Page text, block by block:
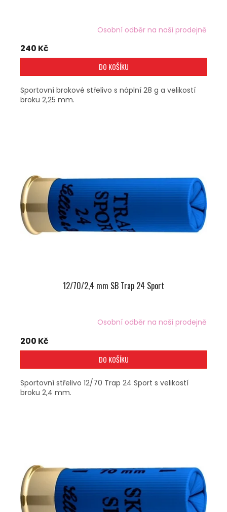
Osobní odběr na naší prodejně
240 Kč
DO KOŠÍKU
Sportovní brokové střelivo s náplní 28 g a velikostí
broku 2,25 mm.
12/70/2,4 mm SB Trap 24 Sport
Osobní odběr na naší prodejně
200 Kč
DO KOŠÍKU
Sportovní střelivo 12/70 Trap 24 Sport s velikostí
broku 2,4 mm.